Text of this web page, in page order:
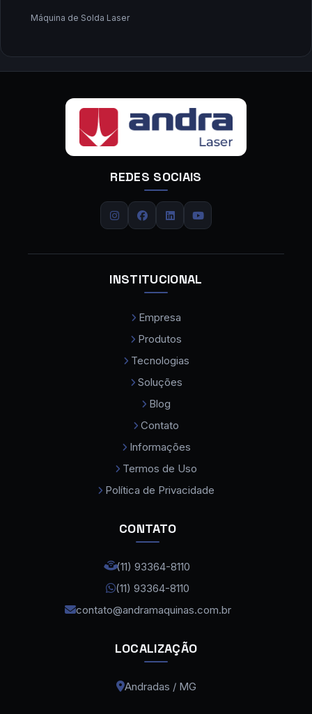
Máquina de Solda Laser
Fornecedor de Máquina de Corte a Laser
Fornecedor de Máquina de Solda a Laser
Calandra CNC
Calandra de Chapas
Carregador de Chapas
Centro de Usinagem CNC Preço
Compressor de Ar Parafuso
Consumíveis para Máquina a Laser
Dobradeira de Tubos CNC
Dobradeira Hidraulica CNC
Fonte Laser Fibra Max Cabeça Raytools
Lixadeira de Rebarba
REDES SOCIAIS
INSTITUCIONAL
Empresa
Produtos
Tecnologias
Soluções
Blog
Contato
Informações
Termos de Uso
Política de Privacidade
CONTATO
(11) 93364-8110
(11) 93364-8110
contato@andramaquinas.com.br
LOCALIZAÇÃO
Andradas / MG